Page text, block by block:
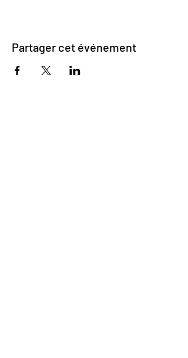
Partager cet événement